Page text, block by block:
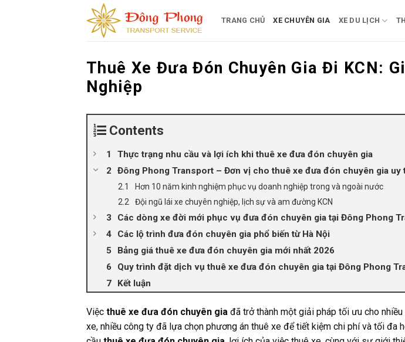
TRANG CHỦ XE CHUYÊN GIA XE DU LỊCH
Thuê Xe Đưa Đón Chuyên Gia Đi KCN:
Nghiệp
Contents
Thực trạng nhu cầu và lợi ích khi thuê xe đưa đón chuyên gia
Đông Phong Transport – Đơn vị cho thuê xe đưa đón chuyên gia uy
Hơn 10 năm kinh nghiệm phục vụ doanh nghiệp trong và ngoài nước
Đội ngũ lái xe chuyên nghiệp, lịch sự và am đường KCN
Các dòng xe đời mới phục vụ đưa đón chuyên gia tại Đông Phong
Các lộ trình đưa đón chuyên gia phổ biến từ Hà Nội
Bảng giá thuê xe đưa đón chuyên gia mới nhất 2026
Quy trình đặt dịch vụ thuê xe đưa đón chuyên gia tại Đông Phong
Kết luận
Việc thuê xe đưa đón chuyên gia đã trở thành một giải pháp tối ưu cho
xe, nhiều công ty đã lựa chọn phương án thuê xe để tiết kiệm chi phí và tối